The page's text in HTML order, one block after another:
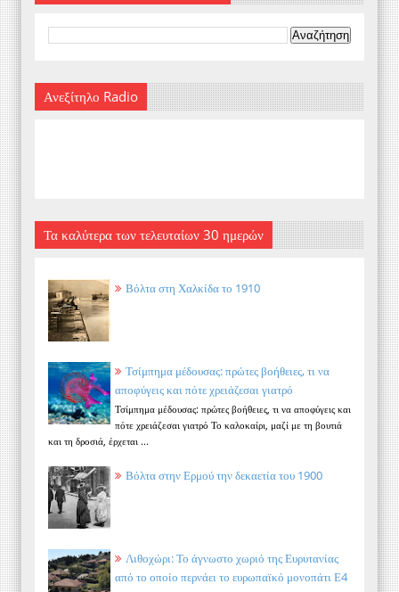
Ανεξίτηλο Radio
Τα καλύτερα των τελευταίων 30 ημερών
Βόλτα στη Χαλκίδα το 1910
Τσίμπημα μέδουσας: πρώτες βοήθειες, τι να
αποφύγεις και πότε χρειάζεσαι γιατρό
Τσίμπημα μέδουσας: πρώτες βοήθειες, τι να αποφύγεις και
πότε χρειάζεσαι γιατρό Το καλοκαίρι, μαζί με τη βουτιά
και τη δροσιά, έρχεται ...
Βόλτα στην Ερμού την δεκαετία του 1900
Λιθοχώρι: Το άγνωστο χωριό της Ευρυτανίας
από το οποίο περνάει το ευρωπαϊκό μονοπάτι Ε4